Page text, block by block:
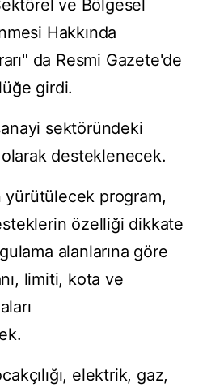
ve Bölgesel
Hakkında
da Resmi Gazete'de
girdi.
sektöründeki
desteklenecek.
yürütülecek program,
özelliği dikkate
alanlarına göre
limiti, kota ve
elektrik, gaz,